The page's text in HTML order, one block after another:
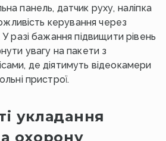
панель, датчик руху, наліпка
керування через
разі бажання підвищити рівень
увагу на пакети з
де діятимуть відеокамери
пристрої.
укладання
охорону